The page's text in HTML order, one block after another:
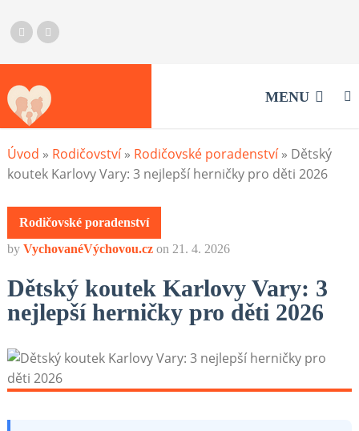
MENU
Úvod » Rodičovství» Rodičovské poradenství» Dětský
koutek Karlovy Vary: 3 nejlepší herničky pro děti 2026
Rodičovské poradenství
by VychovanéVýchovou.cz on 21. 4. 2026
Dětský koutek Karlovy Vary: 3
nejlepší herničky pro děti 2026